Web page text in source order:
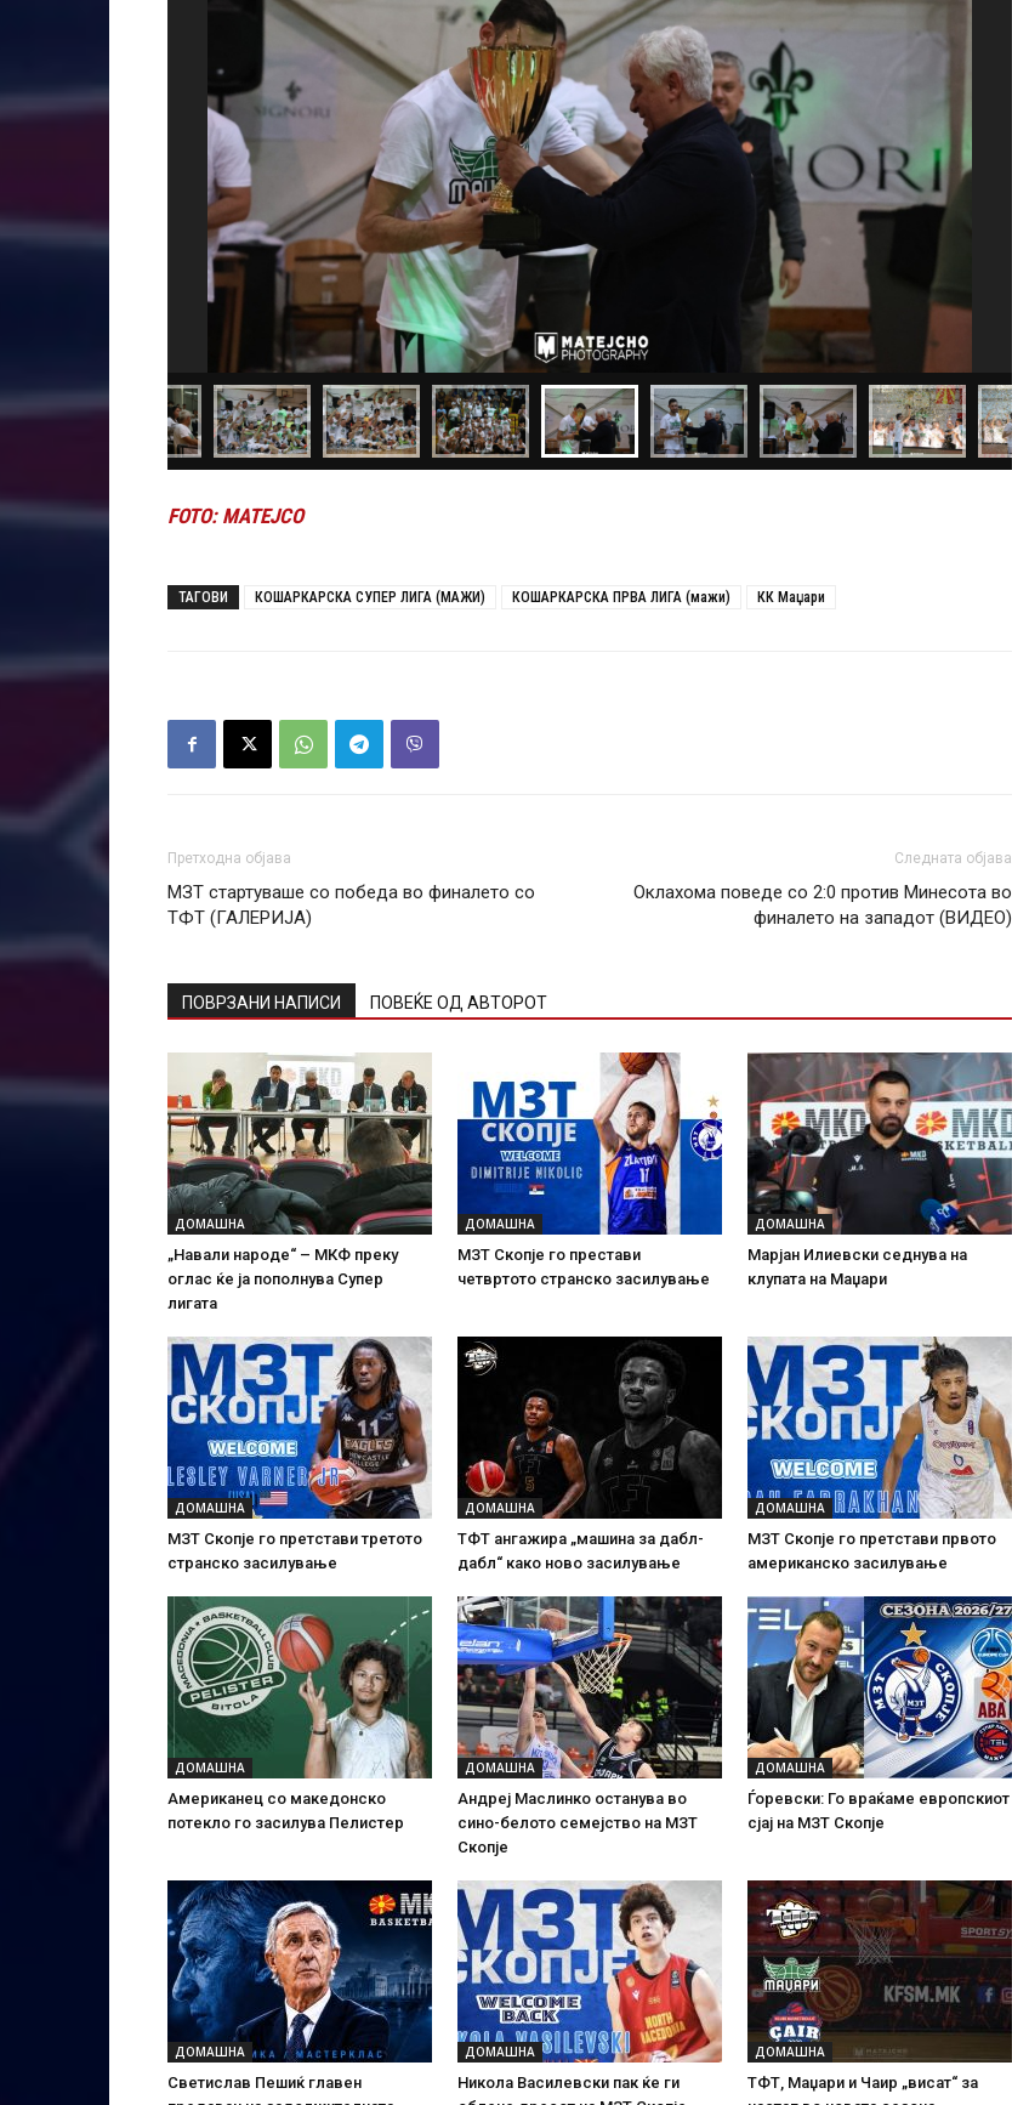
FOTO: MATEJCO
ТАГОВИ КОШАРКАРСКА СУПЕР ЛИГА (МАЖИ) КОШАРКАРСКА ПРВА ЛИГА (мажи) КК Маџари
Претходна објава
МЗТ стартуваше со победа во финалето со
ТФТ (ГАЛЕРИЈА)
Следната објава
Оклахома поведе со 2:0 против Минесота во
финалето на западот (ВИДЕО)
ПОВРЗАНИ НАПИСИ ПОВЕЌЕ ОД АВТОРОТ
ДОМАШНА
„Навали народе“ – МКФ преку
оглас ќе ја пополнува Супер
лигата
ДОМАШНА
МЗТ Скопје го престави
четвртото странско засилување
ДОМАШНА
Марјан Илиевски седнува на
клупата на Маџари
ДОМАШНА
МЗТ Скопје го претстави третото
странско засилување
ДОМАШНА
ТФТ ангажира „машина за дабл-
дабл“ како ново засилување
ДОМАШНА
МЗТ Скопје го претстави првото
американско засилување
ДОМАШНА
Американец со македонско
потекло го засилува Пелистер
ДОМАШНА
Андреј Маслинко останува во
сино-белото семејство на МЗТ
Скопје
ДОМАШНА
Ѓоревски: Го враќаме европскиот
сјај на МЗТ Скопје
ДОМАШНА
Светислав Пешиќ главен
ДОМАШНА
Никола Василевски пак ќе ги
ДОМАШНА
ТФТ, Маџари и Чаир „висат“ за